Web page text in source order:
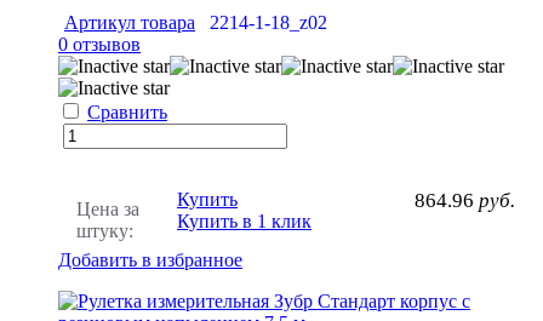
Артикул товара
2214-1-18_z02
0 отзывов
Сравнить
Цена за
штуку:
864.96 руб.
Купить
Купить в 1 клик
Добавить в избранное